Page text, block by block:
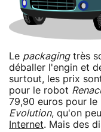
Le packagingtrès
déballer l'engin et
surtout, les prix
pour le robot
79,90 euros pour le
Evolution, qu'on
Internet. Mais des